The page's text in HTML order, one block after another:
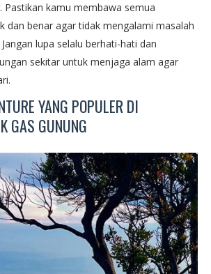
Pastikan kamu membawa semua
dan benar agar tidak mengalami masalah
lupa selalu berhati-hati dan
sekitar untuk menjaga alam agar
YANG POPULER DI
GAS GUNUNG